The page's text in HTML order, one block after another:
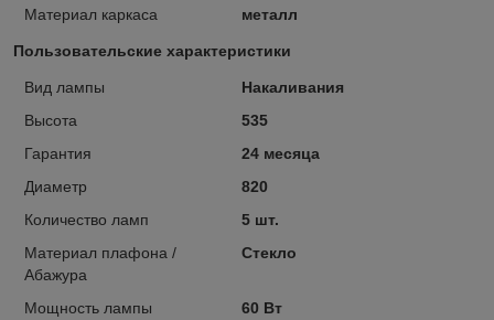
Материал каркаса металл
Пользовательские характеристики
Вид лампы
Накаливания
Высота
535
Гарантия
24 месяца
Диаметр
820
Количество ламп
5 шт.
Материал плафона /
Абажура
Стекло
Мощность лампы
60 Вт